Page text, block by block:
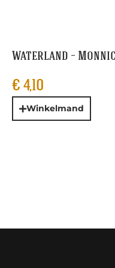
Waterland –
€ 4,10
Winkelmand